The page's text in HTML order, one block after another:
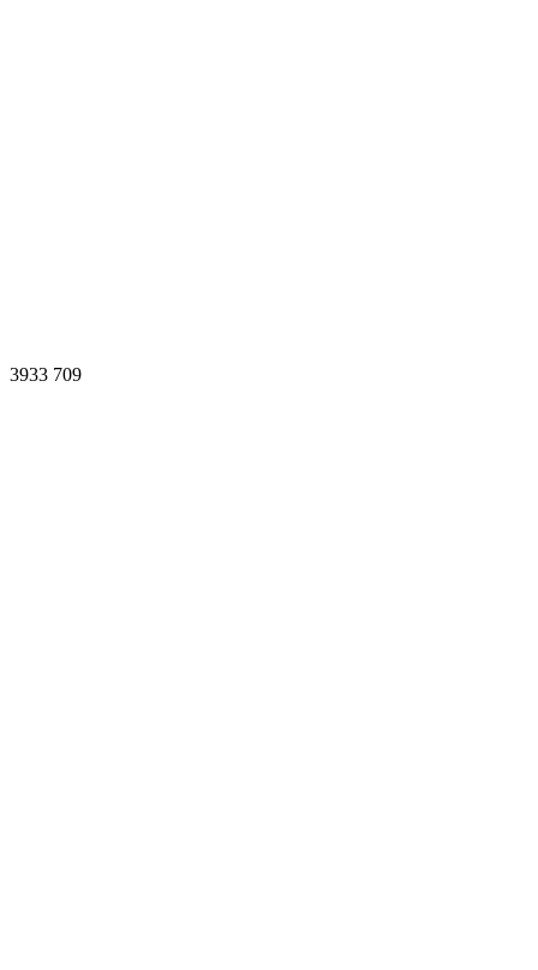
3933 709